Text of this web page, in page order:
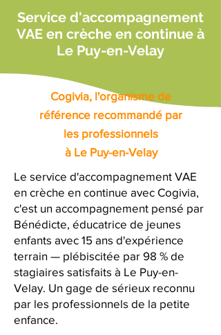
Service d'accompagnement
VAE en crèche en continue à
Le Puy-en-Velay
Cogivia, l'organisme de
référence recommandé par
les professionnels
à Le Puy-en-Velay
Le service d'accompagnement VAE
en crèche en continue avec Cogivia,
c'est un accompagnement pensé par
Bénédicte, éducatrice de jeunes
enfants avec 15 ans d'expérience
terrain — plébiscitée par 98 % de
stagiaires satisfaits à Le Puy-en-
Velay. Un gage de sérieux reconnu
par les professionnels de la petite
enfance.